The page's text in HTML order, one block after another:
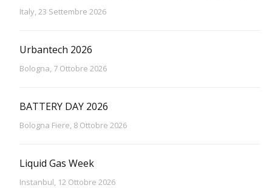
Italy, 23 Settembre 2026
Urbantech 2026
Bologna, 7 Ottobre 2026
BATTERY DAY 2026
Bologna Fiere, 8 Ottobre 2026
Liquid Gas Week
Instanbul, 12 Ottobre 2026